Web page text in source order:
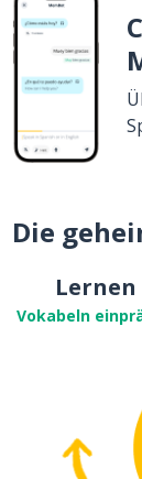
Die
Lernen
Vokabeln